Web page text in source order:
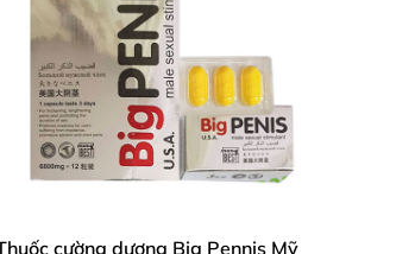
được độ cương cứng vô cùng
cứu trong quá trình sử dụng
cường dương Big Pennis Mỹ